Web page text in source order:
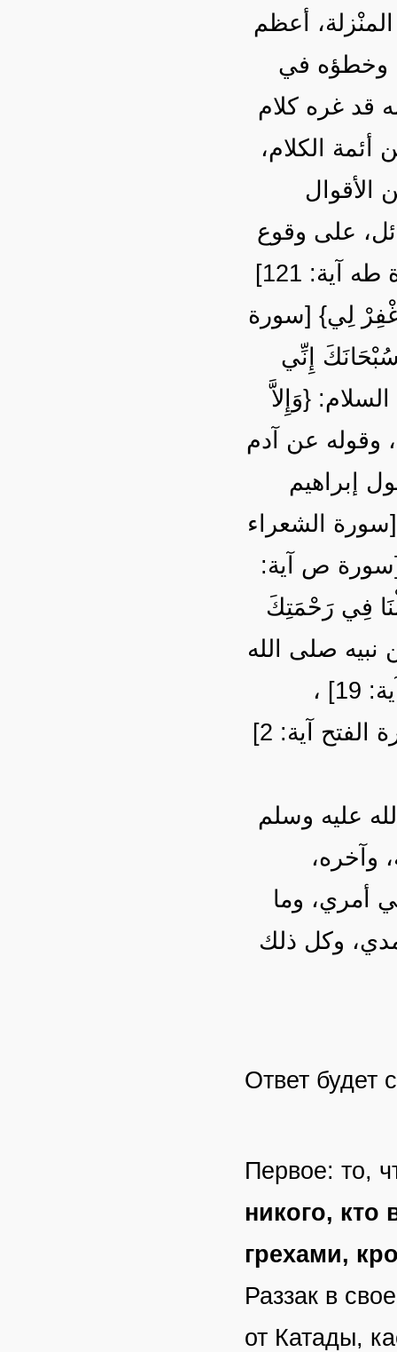
أعظم
وخطؤه في
قد غره كلام
الكلام،
الأقوال
على وقوع
الذنوب منهم؟ ! كقوله تعالى: {وَعَصَى آدَمُ رَبَّهُ فَغَوَى} [سورة طه آية: 121]
لِي} [سورة
سُبْحَانَكَ إِنِّي
وقول نوح عليه السلام: {وَإِلاَّ
وَتَرْحَمْنِي أَكُنْ مِنَ الْخَاسِرِينَ} [سورة هود آية: 47] ، وقوله عن آدم
الآية [سورة الأعراف آية: 23] ، وقول إبراهيم
الشعراء
[سورة ص آية:
فِي رَحْمَتِكَ
آية: 151] ، وقوله عن نبيه صلى الله
عليه وسلم {وَاسْتَغْفِرْ لِذَنْبِكَ وَلِلْمُؤْمِنِينَ} الآية [سورة محمد آية: 19] ،
وقوله: {لِيَغْفِرَ لَكَ اللَّهُ مَا تَقَدَّمَ مِنْ ذَنْبِكَ وَمَا تَأَخَّرَ} الآية [سورة الفتح آية: 2]
عليه وسلم
وآخره،
أمري، وما
وكل ذلك
Ответ будет
Первое: то,
никого, кто
грехами,
Раззак в
от Катады,